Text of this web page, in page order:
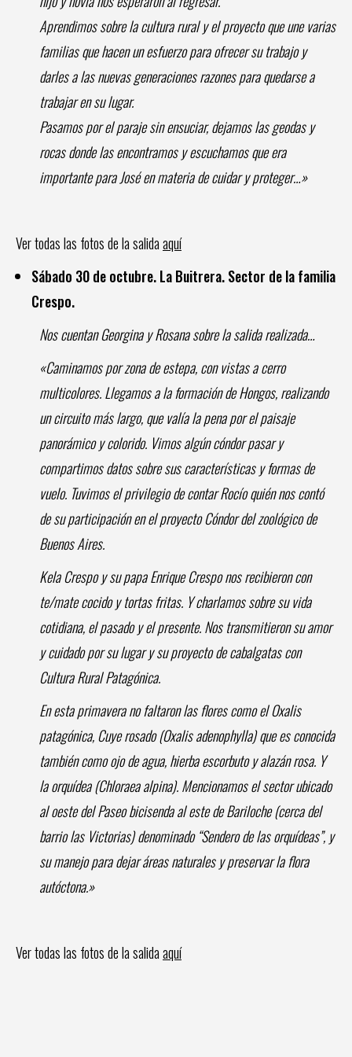
Aprendimos sobre la cultura rural y el proyecto que une varias
familias que hacen un esfuerzo para ofrecer su trabajo y
darles a las nuevas generaciones razones para quedarse a
trabajar en su lugar.
Pasamos por el paraje sin ensuciar, dejamos las geodas y
rocas donde las encontramos y escuchamos que era
importante para José en materia de cuidar y proteger…»
Ver todas las fotos de la salidaaquí
Sábado 30 de octubre.La Buitrera. Sector de la familia
Crespo.
Nos cuentan Georgina y Rosana sobre la salida realizada…
«Caminamos por zona de estepa, con vistas a cerro
multicolores. Llegamos a la formación de Hongos, realizando
un circuito más largo, que valía la pena por el paisaje
panorámico y colorido. Vimos algún cóndor pasar y
compartimos datos sobre sus características y formas de
vuelo. Tuvimos el privilegio de contar Rocío quién nos contó
de su participación en el proyecto Cóndor del zoológico de
Buenos Aires.
Kela Crespo y su papa Enrique Crespo nos recibieron con
te/mate cocido y tortas fritas. Y charlamos sobre su vida
cotidiana, el pasado y el presente. Nos transmitieron su amor
y cuidado por su lugar y su proyecto de cabalgatas con
Cultura Rural Patagónica.
En esta primavera no faltaron las flores como el Oxalis
patagónica, Cuye rosado (Oxalis adenophylla) que es conocida
también como ojo de agua, hierba escorbuto y alazán rosa. Y
la orquídea (Chloraea alpina). Mencionamos el sector ubicado
al oeste del Paseo bicisenda al este de Bariloche (cerca del
barrio las Victorias) denominado “Sendero de las orquídeas”, y
su manejo para dejar áreas naturales y preservar la flora
autóctona.»
Ver todas las fotos de la salidaaquí